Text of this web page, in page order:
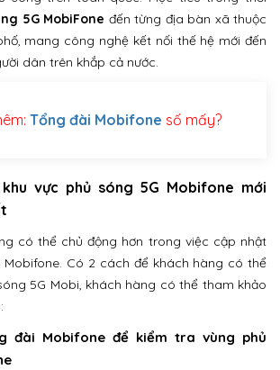
5G MobiFone đến từng địa bàn xã thuộc
mang công nghệ kết nối thế hệ mới đến
dân trên khắp cả nước.
Tổng đài Mobifone số mấy?
vực phủ sóng 5G Mobifone mới
có thể chủ động hơn trong việc cập nhật
Mobifone. Có 2 cách để khách hàng có thể
5G Mobi, khách hàng có thể tham khảo
đài Mobifone để kiểm tra vùng phủ